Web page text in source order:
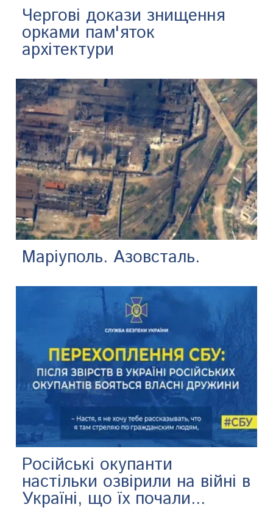
Чергові докази знищення
орками пам'яток
архітектури
Маріуполь. Азовсталь.
Російські окупанти
настільки озвірили на війні в
Україні, що їх почали...